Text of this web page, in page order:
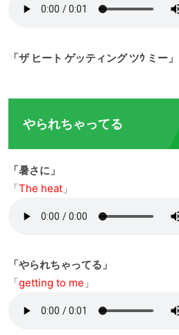
「ザ ヒート ゲッティング ツｳ ミー」
やられちゃってる
「暑さに」
「The heat」
「やられちゃってる」
「getting to me 」